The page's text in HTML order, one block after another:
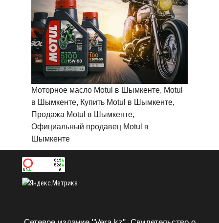
Моторное масло Motul в Шымкенте, Motul
в Шымкенте, Купить Motul в Шымкенте,
Продажа Motul в Шымкенте,
Официальный продавец Motul в
Шымкенте